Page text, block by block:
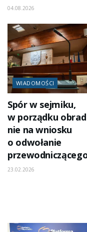
04.08.2026
WIADOMOŚCI
Spór w sejmiku,
w porządku obrad
nie na wniosku
o odwołanie
23.02.2026